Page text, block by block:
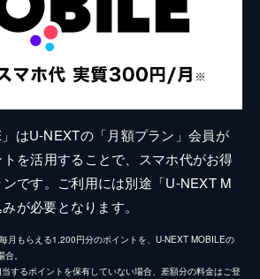
」はU-NEXTの「月額プラン」会員が
を活用することで、スマホ代がお得
です。ご利用には別途「U-NEXT M
が必要となります。
月もらえる1,200円分のポイントを、U-NEXT MOBILEの
。
するポイントを保有していない場合、差額分の料金はご登